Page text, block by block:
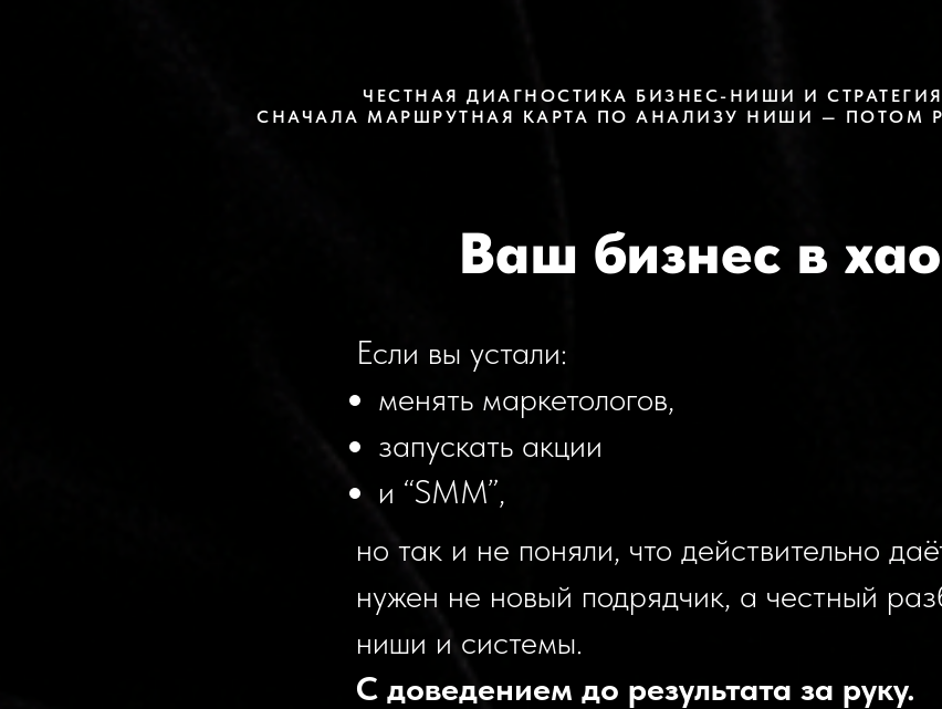
ЧЕСТНАЯ ДИАГНОСТИКА БИЗНЕС-НИШИ И
СНАЧАЛА МАРШРУТНАЯ КАРТА ПО АНАЛИЗУ НИШИ — ПОТОМ
Ваш бизнес в
Если вы устали:
менять маркетологов,
запускать акции
и “SMM”,
но так и не поняли, что действительно
нужен не новый подрядчик, а честный
ниши и системы.
С доведением до результата за руку.